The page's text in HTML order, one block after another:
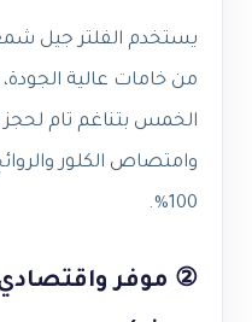
يستخدم الفلتر جيل
من خامات عالية
الخمس بتناغم تام لحجز
وامتصاص الكلور
100%.
② موفر واقتصادي